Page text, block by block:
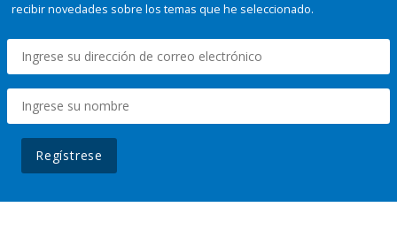
recibir novedades sobre los temas que he seleccionado.
Regístrese